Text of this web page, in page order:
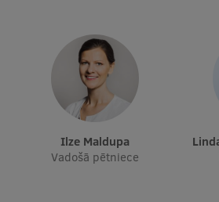
Ilze Maldupa
Vadošā pētniece